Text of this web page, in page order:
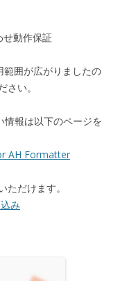
せ動作保証
囲が広がりましたの
い。
情報は以下のページを
AH Formatter
だけます。
み